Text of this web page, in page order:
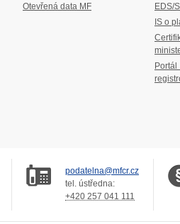
Otevřená data MF
EDS/
IS o
Portál
podatelna@mfcr.cz
tel. ústředna:
+420 257 041 111